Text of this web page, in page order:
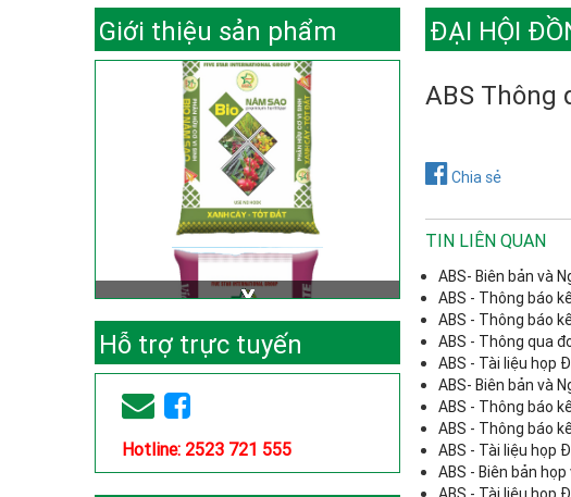
Giới thiệu sản phẩm
Hỗ trợ trực tuyến
Hotline: 2523 721 555
ĐẠI HỘI
ABS Thông
Chia sẻ
TIN LIÊN QUAN
ABS- Biên bản và
ABS - Thông báo
ABS - Thông báo
ABS - Thông qua
ABS - Tài liệu họp
ABS- Biên bản và
ABS - Thông báo
ABS - Thông báo
ABS - Tài liệu họp
ABS - Biên bản